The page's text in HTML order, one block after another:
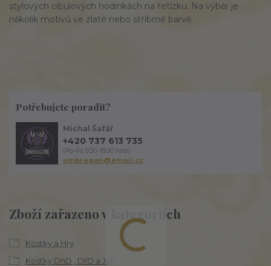
stylových cibulových hodinkách na řetízku. Na výběr je
několik motivů ve zlaté nebo stříbrné barvě.
Zboží zařazeno v kategoriích
Kostky a Hry
Kostky DnD , DrD a JaD
Potřebujete poradit?
Michal Šafář
+420 737 613 735
(Po-Pá 9:30-18:00 hod.)
umbragon@email.cz